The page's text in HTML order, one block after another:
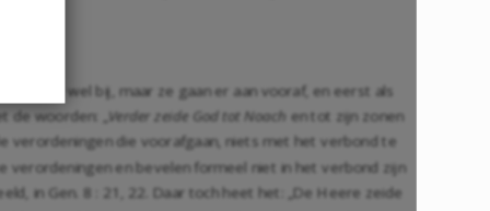
staan er wel bij, maar ze gaan er aan vooraf, en eerst als
de woorden: „Verder zeide God tot Noach en tot zijn zonen
verordeningen die voorafgaan, niets met het verbond te
en bevelen formeel niet in het verbond zijn
in Gen. 8 : 21, 22. Daar toch heet het: „De Heere zeide